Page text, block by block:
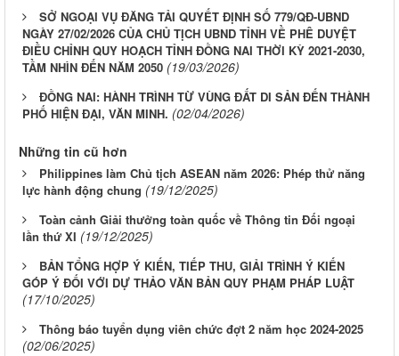
SỞ NGOẠI VỤ ĐĂNG TẢI QUYẾT ĐỊNH SỐ 779/QĐ-UBND
NGÀY 27/02/2026 CỦA CHỦ TỊCH UBND TỈNH VỀ PHÊ DUYỆT
ĐIỀU CHỈNH QUY HOẠCH TỈNH ĐỒNG NAI THỜI KỲ 2021-2030,
TẦM NHÌN ĐẾN NĂM 2050 (19/03/2026)
ĐỒNG NAI: HÀNH TRÌNH TỪ VÙNG ĐẤT DI SẢN ĐẾN THÀNH
PHỐ HIỆN ĐẠI, VĂN MINH. (02/04/2026)
Những tin cũ hơn
Philippines làm Chủ tịch ASEAN năm 2026: Phép thử năng
lực hành động chung (19/12/2025)
Toàn cảnh Giải thưởng toàn quốc về Thông tin Đối ngoại
lần thứ XI (19/12/2025)
BẢN TỔNG HỢP Ý KIẾN, TIẾP THU, GIẢI TRÌNH Ý KIẾN
GÓP Ý ĐỐI VỚI DỰ THẢO VĂN BẢN QUY PHẠM PHÁP LUẬT
(17/10/2025)
Thông báo tuyển dụng viên chức đợt 2 năm học 2024-2025
(02/06/2025)